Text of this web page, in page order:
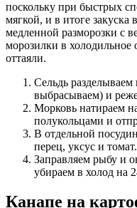
поскольку при быстрых
мягкой, и в итоге закуска
медленной разморозки с
морозилки в холодильное
оттаяли.
Сельдь разделываем
выбрасываем) и
Морковь натираем
полукольцами и
В отдельной
перец, уксус и томат.
Заправляем рыбу и
убираем в холод на
Канапе на